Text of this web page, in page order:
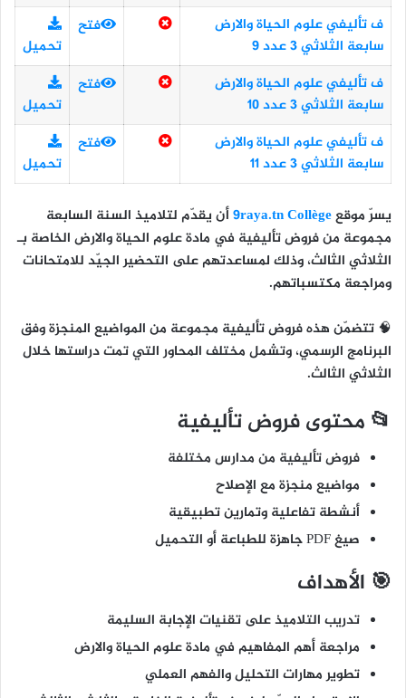
ف تأليفي علوم الحياة والارض
سابعة الثلاثي 3 عدد 9
فتح
تحميل
ف تأليفي علوم الحياة والارض
سابعة الثلاثي 3 عدد 10
فتح
تحميل
ف تأليفي علوم الحياة والارض
سابعة الثلاثي 3 عدد 11
فتح
تحميل
يسرّ موقع9raya.tn Collègeأن يقدّم لتلاميذ السنة السابعة
مجموعة منفروض تأليفية في مادة علوم الحياة والارض الخاصة بـ
الثلاثي الثالث، وذلك لمساعدتهم على التحضير الجيّد للامتحانات
ومراجعة مكتسباتهم.
🧠 تتضمّن هذه فروض تأليفية مجموعة من المواضيع المنجزة وفق
البرنامج الرسمي، وتشمل مختلف المحاور التي تمت دراستها خلال
الثلاثي الثالث.
📂 محتوى فروض تأليفية
فروض تأليفية من مدارس مختلفة
مواضيع منجزة مع الإصلاح
أنشطة تفاعلية وتمارين تطبيقية
صيغ PDF جاهزة للطباعة أو التحميل
🎯 الأهداف
تدريب التلاميذ على تقنيات الإجابة السليمة
مراجعة أهم المفاهيم في مادة علوم الحياة والارض
تطوير مهارات التحليل والفهم العملي